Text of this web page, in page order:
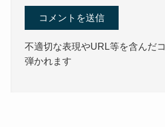
不適切な表現やURL等を含んだ
弾かれます